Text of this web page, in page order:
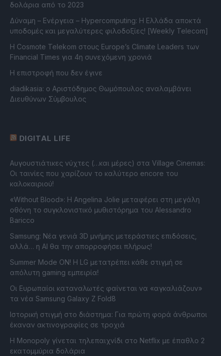
δολάρια από το 2023
Δύναμη – Ενέργεια – Ηypercomputing: Η Ελλάδα αποκτά
υποδομές και μεγαλύτερες φιλοδοξίες! [Weekly Telecom]
Η Cosmote Telekom στους Europe’s Climate Leaders των
Financial Times για 4η συνεχόμενη χρονιά
Η επιστροφή που δεν έγινε
diadikasia: ο Αριστόδημος Θωμόπουλος αναλαμβάνει
Διευθύνων Σύμβουλος
DIGITAL LIFE
Αυγουστιάτικες νύχτες (…και μέρες) στα Village Cinemas:
Οι ταινίες που χαρίζουν το καλύτερο encore του
καλοκαιριού!
«Without Blood»: Η Angelina Jolie μεταφέρει στη μεγάλη
οθόνη το συγκλονιστικό μυθιστόρημα του Alessandro
Baricco
Samsung: Νέα γενιά 3D μνήμης μετεράστιες επιδόσεις,
αλλά… η AI θα την απορροφήσει πλήρως!
Summer Mode ON! Η LG μετατρέπει κάθε στιγμή σε
απόλυτη gaming εμπειρία!
Οι Ευρωπαίοι καταναλωτές φαίνεται να «αγκαλιάζουν»
τα νέα Samsung Galaxy Z Fold8
Ιστορική στιγμή στο διάστημα: Για πρώτη φορά άνθρωποι
έκαναν ακτινογραφίες σε τροχιά
Η Monopoly γίνεται τηλεπαιχνίδι στο Netflix με έπαθλο 2
εκατομμύρια δολάρια